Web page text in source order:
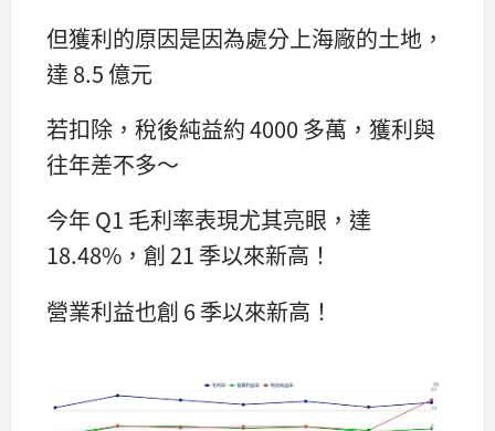
但獲利的原因是因為處分上海廠的土地，
達 8.5 億元
若扣除，稅後純益約 4000 多萬，獲利與
往年差不多～
今年 Q1 毛利率表現尤其亮眼，達
18.48%，創 21 季以來新高！
營業利益也創 6 季以來新高！